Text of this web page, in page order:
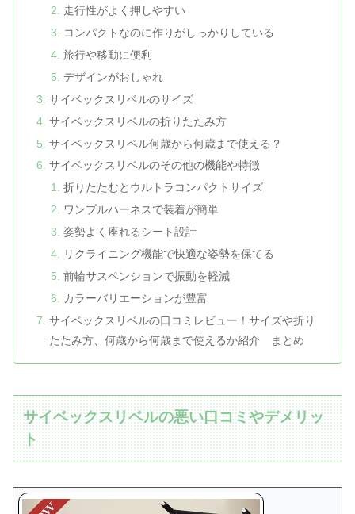
走行性がよく押しやすい
コンパクトなのに作りがしっかりしている
旅行や移動に便利
デザインがおしゃれ
サイベックスリベルのサイズ
サイベックスリベルの折りたたみ方
サイベックスリベル何歳から何歳まで使える？
サイベックスリベルのその他の機能や特徴
折りたたむとウルトラコンパクトサイズ
ワンプルハーネスで装着が簡単
姿勢よく座れるシート設計
リクライニング機能で快適な姿勢を保てる
前輪サスペンションで振動を軽減
カラーバリエーションが豊富
サイベックスリベルの口コミレビュー！サイズや折り
たたみ方、何歳から何歳まで使えるか紹介 まとめ
サイベックスリベルの悪い口コミやデメリッ
ト